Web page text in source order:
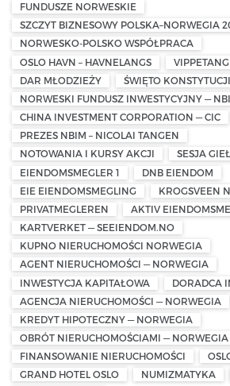
FUNDUSZE NORWESKIE
SZCZYT BIZNESOWY POLSKA–NORWEGIA
NORWESKO-POLSKO WSPÓŁPRACA
OSLO HAVN – HAVNELANGS
DAR MŁODZIEŻY
ŚWIĘTO
NORWESKI FUNDUSZ INWESTYCYJNY —
CHINA INVESTMENT CORPORATION — CIC
PREZES NBIM – NICOLAI TANGEN
NOTOWANIA I KURSY AKCJI
SESJA
EIENDOMSMEGLER 1
DNB EIENDOM
EIE EIENDOMSMEGLING
KROGSVEEN
PRIVATMEGLEREN
AKTIV
KARTVERKET — SEEIENDOM.NO
KUPNO NIERUCHOMOŚCI NORWEGIA
AGENT NIERUCHOMOŚCI — NORWEGIA
INWESTYCJA KAPITAŁOWA
DORADCA
AGENCJA NIERUCHOMOŚCI — NORWEGIA
KREDYT HIPOTECZNY — NORWEGIA
OBRÓT NIERUCHOMOŚCIAMI — NORWEGIA
FINANSOWANIE NIERUCHOMOŚCI
GRAND HOTEL OSLO
NUMIZMATYKA